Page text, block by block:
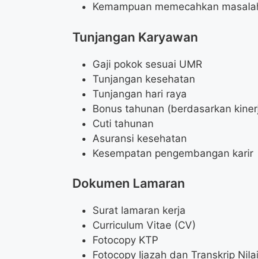
Kemampuan memecahkan
Tunjangan Karyawan
Gaji pokok sesuai UMR
Tunjangan kesehatan
Tunjangan hari raya
Bonus tahunan (berdasarkan
Cuti tahunan
Asuransi kesehatan
Kesempatan pengembangan karir
Dokumen Lamaran
Surat lamaran kerja
Curriculum Vitae (CV)
Fotocopy KTP
Fotocopy Ijazah dan Transkrip Nilai